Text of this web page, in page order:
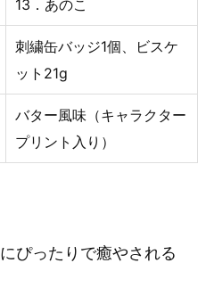
13．あのこ
刺繍缶バッジ1個、ビスケ
ット21g
バター風味（キャラクター
プリント入り）
ぴったりで癒やされる